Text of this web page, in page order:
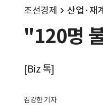
조선경제 산업·재계
"120명
[Biz 톡]
김강한 기자